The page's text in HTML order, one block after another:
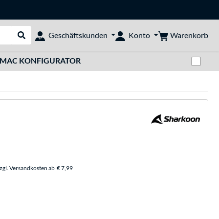
Suche durchführen
Geschäftskunden Konto Warenkorb
MAC KONFIGURATOR
Versandkosten ab € 7,99